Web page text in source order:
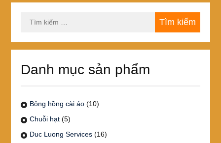
kiếm
Danh mục sản phẩm
Bông hồng cài áo (10)
Chuỗi hạt (5)
Duc Luong Services (16)